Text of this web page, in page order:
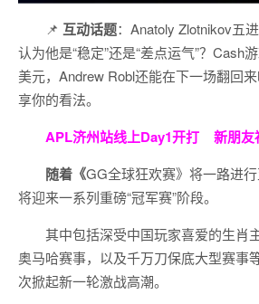
📌 互动话题：Anatoly Zlotnikov五
认为他是“稳定”还是“差点运气”？Cash
美元，Andrew Robl还能在下一场翻回
享你的看法。
APL济州站线上Day1开打 新朋友
随着《GG全球狂欢赛》将一路进
将迎来一系列重磅“冠军赛”阶段。
其中包括深受中国玩家喜爱的生肖
奥马哈赛事，以及千万刀保底大型赛事
次掀起新一轮激战高潮。